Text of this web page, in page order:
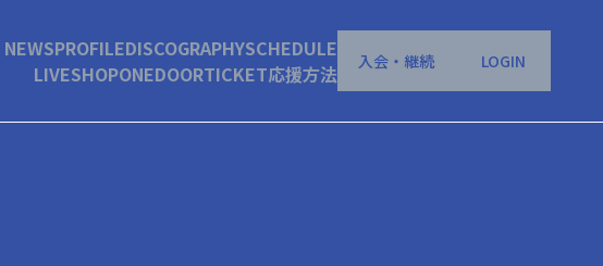
NEWSPROFILEDISCOGRAPHYSCHEDULE
LIVESHOPONEDOORTICKET応援方法 入会・継続 LOGIN